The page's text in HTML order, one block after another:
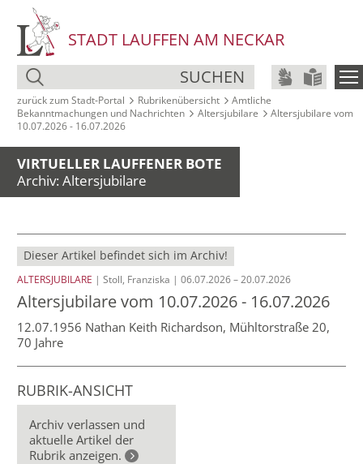
STADT LAUFFEN AM NECKAR
SUCHEN
zurück zum Stadt‑Portal Rubrikenübersicht
Amtliche
Bekanntmachungen und Nachrichten
Altersjubilare
Altersjubilare vom
10.07.2026 - 16.07.2026
VIRTUELLER LAUFFENER BOTE
Archiv: Altersjubilare
Dieser Artikel befindet sich im Archiv!
ALTERSJUBILARE | Stoll, Franziska | 06.07.2026 – 20.07.2026
Altersjubilare vom 10.07.2026 - 16.07.2026
12.07.1956 Nathan Keith Richardson, Mühltorstraße 20,
70 Jahre
RUBRIK-ANSICHT
Archiv verlassen und
aktuelle Artikel der
Rubrik anzeigen.